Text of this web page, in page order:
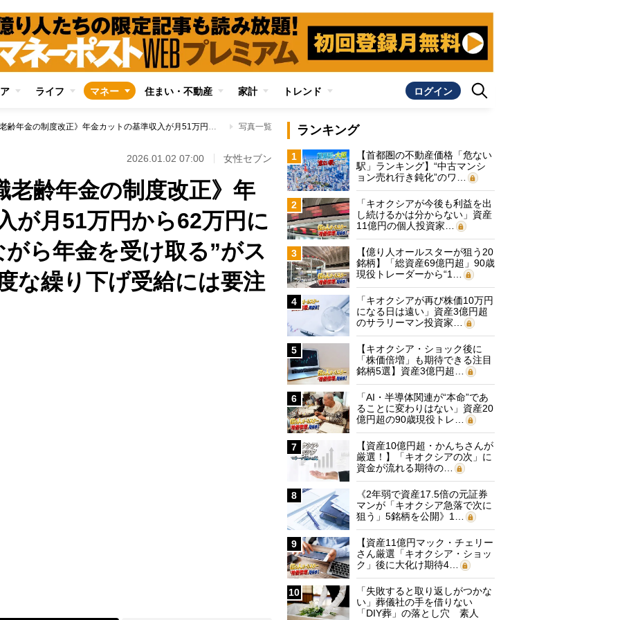
ライフ マネー 住まい・不動産 家計 トレンド ログイン
《2026年4月に在職老齢年金の制度改正》年金カットの基準収入が月51万円から62万円に引き上げで“働きながら年金を受け取る”がスタンダードに 過度な繰り下げ受給には要注意 写真一覧
2026.01.02 07:00 女性セブン
老齢年金の制度改正》年
が月51万円から62万円に
ら年金を受け取る”がス
な繰り下げ受給には要注
ランキング
1
【首都圏の不動産価格「危ない
駅」ランキング】“中古マンシ
ョン売れ行き鈍化”のワ…
2
「キオクシアが今後も利益を出
し続けるかは分からない」資産
11億円の個人投資家…
3
【億り人オールスターが狙う20
銘柄】「総資産69億円超」90歳
現役トレーダーから“1…
4
「キオクシアが再び株価10万円
になる日は遠い」資産3億円超
のサラリーマン投資家…
5
【キオクシア・ショック後に
「株価倍増」も期待できる注目
銘柄5選】資産3億円超…
6
「AI・半導体関連が“本命”であ
ることに変わりはない」資産20
億円超の90歳現役トレ…
7
【資産10億円超・かんちさんが
厳選！】「キオクシアの次」に
資金が流れる期待の…
8
《2年弱で資産17.5倍の元証券
マンが「キオクシア急落で次に
狙う」5銘柄を公開》1…
9
【資産11億円マック・チェリー
さん厳選「キオクシア・ショッ
ク」後に大化け期待4…
10
「失敗すると取り返しがつかな
い」葬儀社の手を借りない
「DIY葬」の落とし穴 素人